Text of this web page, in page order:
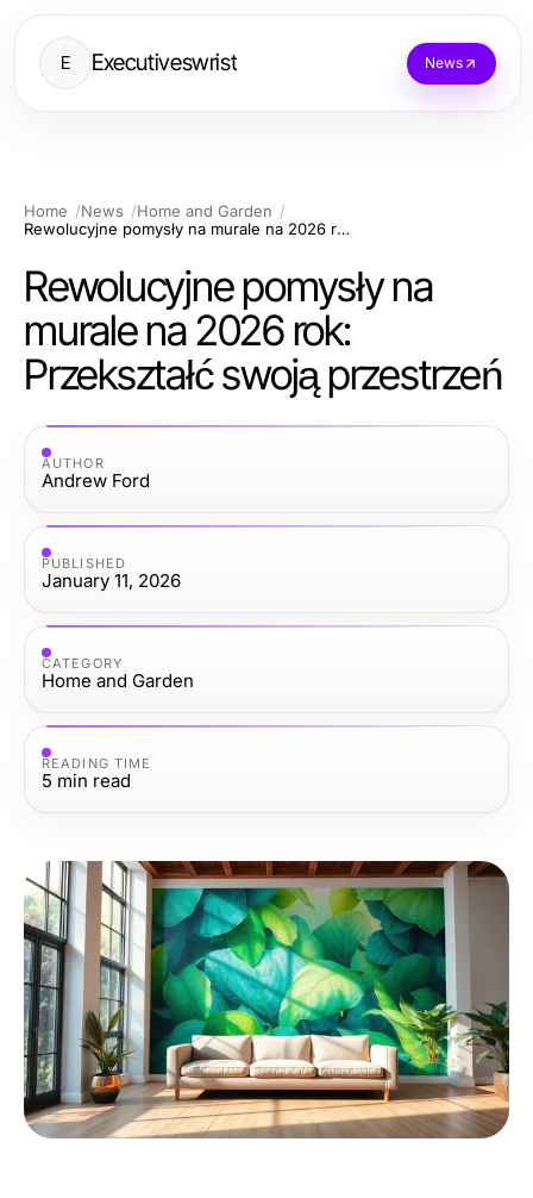
E Executiveswrist News
Home News
Home and Garden
Rewolucyjne pomysły na murale na 2026 rok: Przekształć swoją przestrzeń
Rewolucyjne pomysły na
murale na 2026 rok:
Przekształć swoją przestrzeń
AUTHOR
Andrew Ford
PUBLISHED
January 11, 2026
CATEGORY
Home and Garden
READING TIME
5 min read